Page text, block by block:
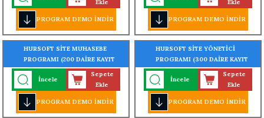
Ekle
PROGRAM DEMO İNDİR
Ekle
PROGRAM DEMO İNDİR
HURSOFT SİTE MUHASEBE
PROGRAMI (200 DAİRE KAYIT
KAPASİTELİ)
İncele
Sepete
Ekle
PROGRAM DEMO İNDİR
HURSOFT SİTE YÖNETİCİ
PROGRAMI (300 DAİRE KAYIT
KAPASİTELİ)
İncele
Sepete
Ekle
PROGRAM DEMO İNDİR